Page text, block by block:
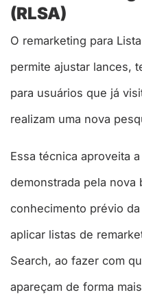
(RLSA)
O remarketing para
permite ajustar lances,
para usuários que já
realizam uma nova
Essa técnica aproveita
demonstrada pela nova
conhecimento prévio
aplicar listas de
Search, ao fazer com
apareçam de forma